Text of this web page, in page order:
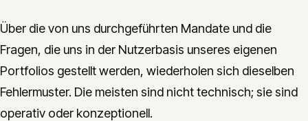
Über die von uns durchgeführten Mandate und die
Fragen, die uns in der Nutzerbasis unseres eigenen
Portfolios gestellt werden, wiederholen sich dieselben
Fehlermuster. Die meisten sind nicht technisch; sie sind
operativ oder konzeptionell.